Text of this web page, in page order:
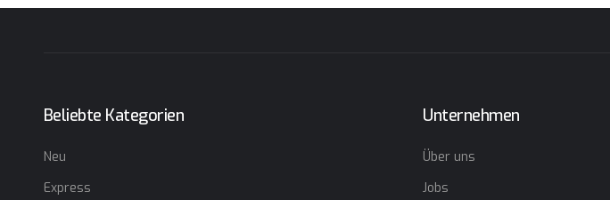
Beliebte Kategorien
Neu
Express
Unternehmen
Über uns
Jobs